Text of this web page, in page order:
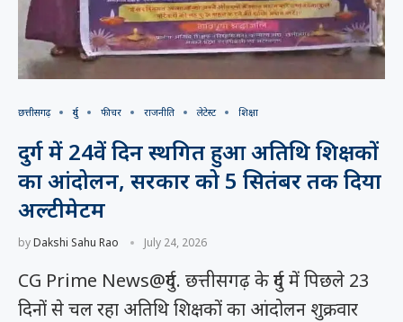
छत्तीसगढ़ दुर्ग फीचर राजनीति लेटेस्ट शिक्षा
दुर्ग में 24वें दिन स्थगित हुआ अतिथि शिक्षकों
का आंदोलन, सरकार को 5 सितंबर तक दिया
अल्टीमेटम
byDakshi Sahu Rao July 24, 2026
CG Prime News@दुर्ग. छत्तीसगढ़ के दुर्ग में पिछले 23
दिनों से चल रहा अतिथि शिक्षकों का आंदोलन शुक्रवार